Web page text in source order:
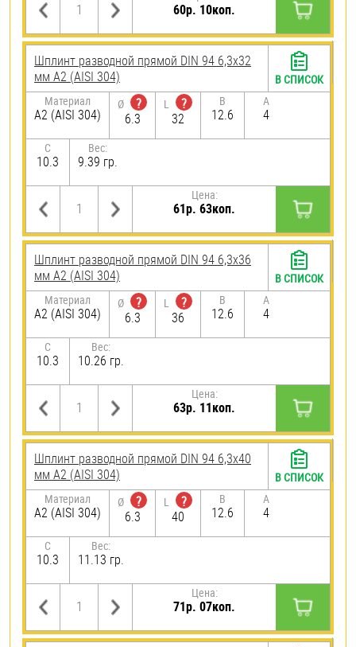
60р. 10коп.
Шплинт разводной прямой DIN 94 6,3х32
мм А2 (AISI 304)
Материал
А2 (AISI 304)
Ø
?
6.3
L
?
32
B
12.6
A
4
C
10.3
Вес:
9.39 гр.
Цена:
61р. 63коп.
В СПИСОК
Шплинт разводной прямой DIN 94 6,3х36
мм А2 (AISI 304)
Материал
А2 (AISI 304)
Ø
?
6.3
L
?
36
B
12.6
A
4
C
10.3
Вес:
10.26 гр.
Цена:
63р. 11коп.
В СПИСОК
Шплинт разводной прямой DIN 94 6,3х40
мм А2 (AISI 304)
Материал
А2 (AISI 304)
Ø
?
6.3
L
?
40
B
12.6
A
4
C
10.3
Вес:
11.13 гр.
Цена:
71р. 07коп.
В СПИСОК